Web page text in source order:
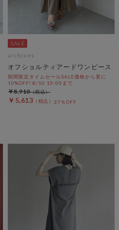
archives
オフショルティアードワンピース
期間限定タイムセールSALE価格から更に
10%OFF! 8/10 10:00まで
￥5,613 37％OFF
￥8,910